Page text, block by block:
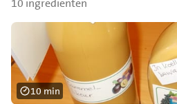
10 ingrediënten
10 min